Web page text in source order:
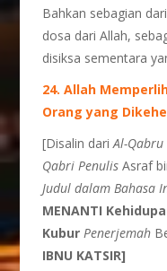
Bahkan sebagian
dosa dari Allah,
disiksa sementara
24. Allah
Orang yang
[Disalin dariAl-Qabru
Qabri Penulis Asraf
Judul dalam Bahasa
MENANTI
KuburPenerjemah
IBNU KATSIR]